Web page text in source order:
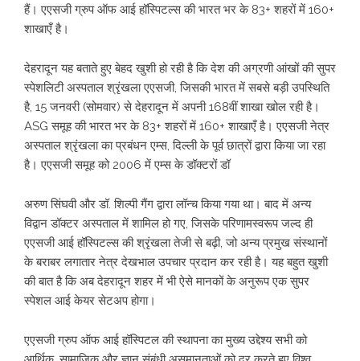
हैं। एएसजी ग्रुप ऑफ आई हॉस्पिटल्स की भारत भर के 83+ शहरों में 160+
शाखाएँ है।
देहरादून यह बताते हुए बेहद खुशी हो रही है कि देश की अग्रणी आंखों की सुपर
स्पेशलिटी अस्पताल श्रृंखला एएसजी, जिसकी भारत में सबसे बड़ी उपस्थिति
है, 15 जनवरी (सोमवार) से देहरादून में अपनी 168वीं शाखा खोल रही है।
ASG समूह की भारत भर के 83+ शहरों में 160+ शाखाएँ है। एएसजी नेत्र
अस्पताल श्रृंखला का प्रबंधन एम्स, दिल्ली के पूर्व छात्रों द्वारा किया जा रहा
है। एएसजी समूह को 2006 में एम्स के डॉक्टरों डॉ
अरुण सिंघवी और डॉ. शिल्पी गैंग द्वारा लॉन्च किया गया था। बाद में अन्य
विद्वान डॉक्टर अस्पताल में शामिल हो गए, जिसके परिणामस्वरूप जल्द ही
एएसजी आई हॉस्पिटल्स की श्रृंखला तेजी से बढ़ी, जो अन्य प्रमुख संस्थानों
के बराबर लगातार नेत्र देखभाल उपचार प्रदान कर रही है। यह बहुत खुशी
की बात है कि अब देहरादून शहर में भी ऐसे मानकों के अनुरूप एक सुपर
स्पेशल आई केयर सेटअप होगा।
एएसजी ग्रुप ऑफ आई हॉस्पिटल की स्थापना का मुख्य उद्देश्य सभी को